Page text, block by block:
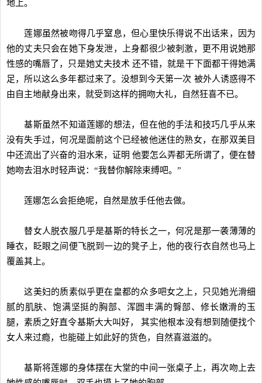
地上。
莲娜虽然被吻得几乎窒息，但心里快乐得说不出话来，因为
他的丈夫只会在她下身发泄，上身都很少被刺激，更不用说她那
性感的嘴唇了，只是她丈夫技术 还不错，就是干下面都干得她满
足，所以这么多年都过来了。没想到今天第一次 被外人诱惑得不
由自主地献身出来，就受到这样的拥吻大礼，自然狂喜不已。
基斯虽然不知道莲娜的想法，但在他的手法和技巧几乎从来
没有失手过，何况是面前这个已经被他迷住的熟女，在那双美目
中还流出了兴奋的泪水来，证明 他要怎么弄都无所谓了，便在替
她吻去泪水时轻声说：“我替你解除束缚吧。”
莲娜怎么会拒绝呢，自然是放手任他去做。
替女人脱衣服几乎是基斯的特长之一，何况是那一袭薄薄的
睡衣，眨眼之间便飞脱到一边的凳子上，他的夜行衣自然也马上
覆盖其上。
这美妇的质素似乎更在皇都的众多吧女之上，只见她光滑细
腻的肌肤、饱满坚挺的胸部、浑圆丰满的臀部、修长嫩滑的玉
腿，素质之好直令基斯大大叫好， 其实他根本没有想到随便找个
女人来过瘾，也能碰上如此好的货色，自然喜滋滋的。
基斯将莲娜的身体摆在大堂的中间一张桌子上，再次吻上去